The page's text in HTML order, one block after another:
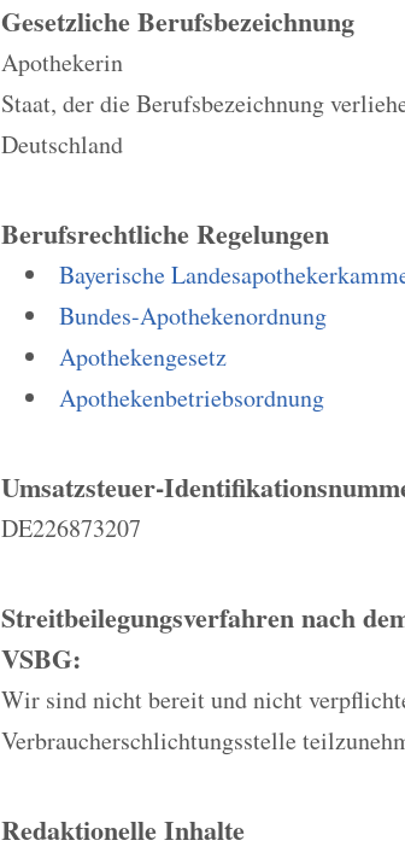
Gesetzliche Berufsbezeichnung
Apothekerin
Staat, der die Berufsbezeichnung
Deutschland
Berufsrechtliche Regelungen
Bayerische
Bundes-Apothekenordnung
Apothekengesetz
Apothekenbetriebsordnung
Umsatzsteuer-
DE226873207
Streitbeilegungsverfahren nach
VSBG:
Wir sind nicht bereit und nicht
Verbraucherschlichtungsstelle
Redaktionelle Inhalte